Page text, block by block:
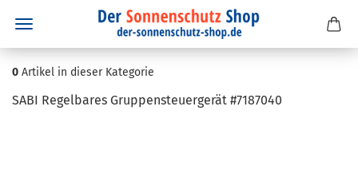
0 Artikel in dieser Kategorie
SABI Re­gel­ba­res Grup­pen­steu­er­ge­rät #7187040